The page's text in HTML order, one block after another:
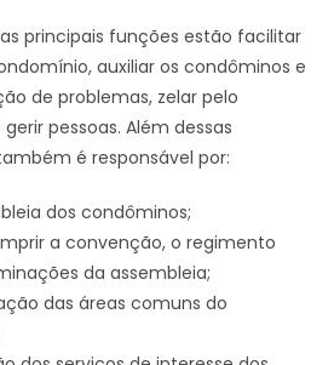
principais funções estão facilitar
auxiliar os condôminos e
de problemas, zelar pelo
pessoas. Além dessas
é responsável por:
dos condôminos;
a convenção, o regimento
da assembleia;
das áreas comuns do